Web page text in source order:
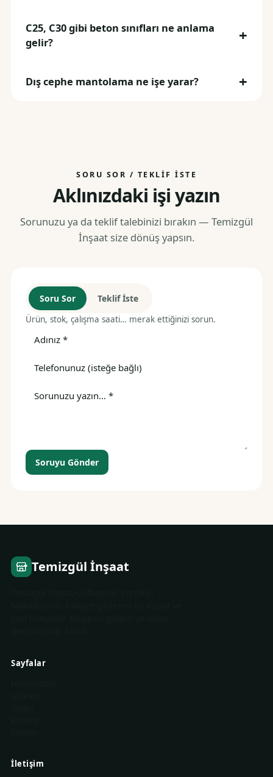
C25, C30 gibi beton sınıfları ne anlama
gelir?
Dış cephe mantolama ne işe yarar?
SORU SOR / TEKLIF İSTE
Aklınızdaki işi yazın
Sorunuzu ya da teklif talebinizi bırakın — Temizgül
İnşaat size dönüş yapsın.
Soru Sor Teklif İste
Ürün, stok, çalışma saati… merak ettiğinizi sorun.
Soruyu Gönder
Temizgül İnşaat
Sayfalar
İletişim